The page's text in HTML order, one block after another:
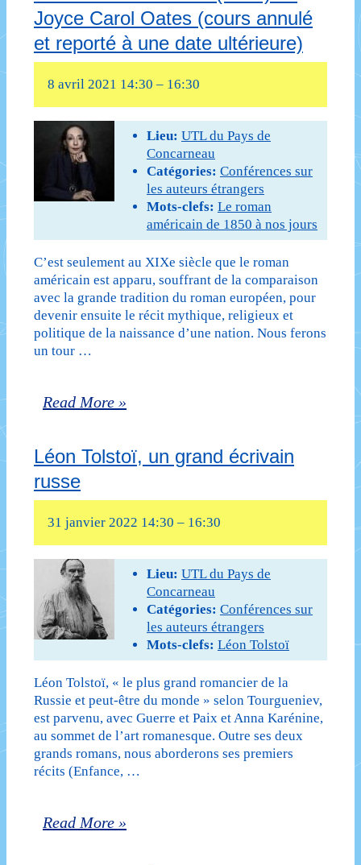
et
reporté
date
ultérieure)
XIXe
siècle
à
nos
jours
quatrième
séance
:
Sur
la
route
(1957)
Jack
(cours
annulé
et
reporté
une
date
Joyce Carol Oates (cours annulé
et reporté à une date ultérieure)
8 avril 2021 14:30 – 16:30
Lieu: UTL du Pays de
Concarneau
Catégories: Conférences sur
les auteurs étrangers
Mots-clefs: Le roman
américain de 1850 à nos jours
C’est seulement au XIXe siècle que le roman
américain est apparu, souffrant de la comparaison
avec la grande tradition du roman européen, pour
devenir ensuite le récit mythique, religieux et
politique de la naissance d’une nation. Nous ferons
un tour …
Le
américain
du
XIXe
siècle
nos
jours
–
cinquième
séance
:
Mudwoman
de
Read More »
Léon Tolstoï, un grand écrivain
russe
31 janvier 2022 14:30 – 16:30
Lieu: UTL du Pays de
Concarneau
Catégories: Conférences sur
les auteurs étrangers
Mots-clefs: Léon Tolstoï
Léon Tolstoï, « le plus grand romancier de la
Russie et peut-être du monde » selon Tourgueniev,
est parvenu, avec Guerre et Paix et Anna Karénine,
au sommet de l’art romanesque. Outre ses deux
grands romans, nous aborderons ses premiers
récits (Enfance, …
Léon
Read More »